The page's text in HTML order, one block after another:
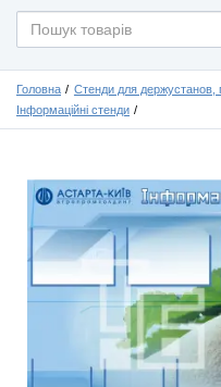
Головна
Стенди для держустанов,
Інформаційні стенди